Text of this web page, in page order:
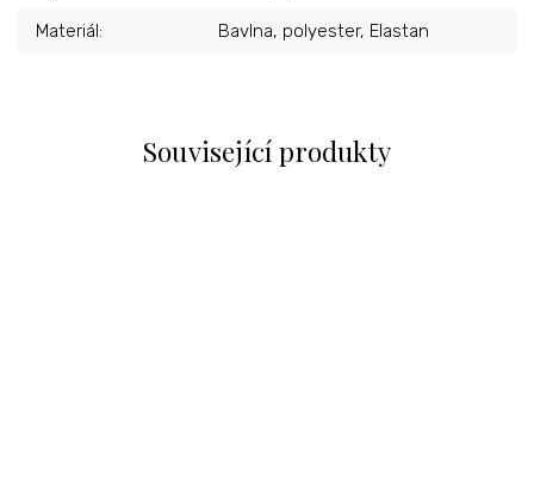
Související produkty
Materiál: Bavlna, polyester, Elastan